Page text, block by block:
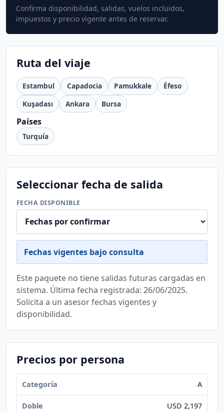
Ruta del viaje
Estambul Capadocia Pamukkale
Éfeso
Kuşadası
Ankara Bursa
Países
Turquía
Seleccionar fecha de salida
FECHA DISPONIBLE
Fechas vigentes bajo consulta
Este paquete no tiene salidas futuras cargadas en
sistema. Última fecha registrada: 26/06/2025.
Solicita a un asesor fechas vigentes y
disponibilidad.
Precios por persona
A
USD 2,197
Confirma disponibilidad, salidas, vuelos incluidos,
impuestos y precio vigente antes de reservar.